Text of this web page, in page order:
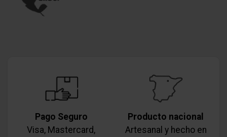
Pago Seguro
Visa, Mastercard,
Producto nacional
Artesanal y hecho en